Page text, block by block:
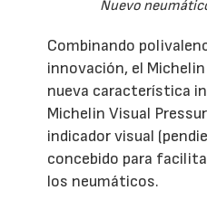
Nuevo
Combinando
innovación, el
nueva característica
Michelin Visual
indicador visual
concebido para
los neumáticos.